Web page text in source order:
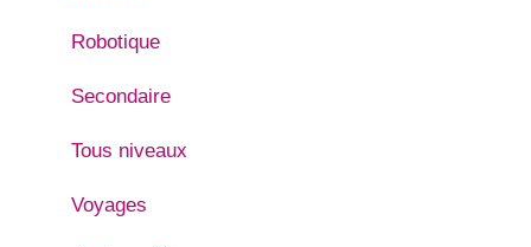
Robotique
Secondaire
Tous niveaux
Voyages